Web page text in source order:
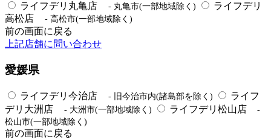
ライフデリ丸亀店 - 丸亀市(一部地域除く)
ライフデリ
高松店
- 高松市(一部地域除く)
前の画面に戻る
上記店舗に問い合わせ
愛媛県
ライフデリ今治店 - 旧今治市内(諸島部を除く)
ライフ
デリ大洲店
- 大洲市(一部地域除く) ライフデリ松山店
-
松山市(一部地域除く)
前の画面に戻る